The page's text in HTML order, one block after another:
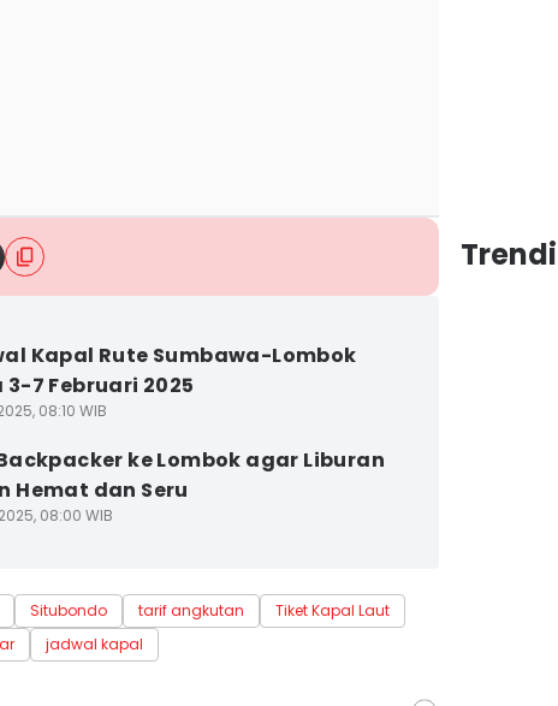
Kapal Rute Sumbawa-Lombok
3-7 Februari 2025
08:10 WIB
ke Lombok agar Liburan
Hemat dan Seru
08:00 WIB
Situbondo tarif angkutan
Tiket Kapal Laut
jadwal kapal